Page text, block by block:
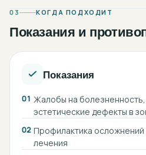
03 КОГДА ПОДХОДИТ
Показания и
Показания
01 Жалобы на болезненность,
эстетические дефекты в
02 Профилактика
лечения